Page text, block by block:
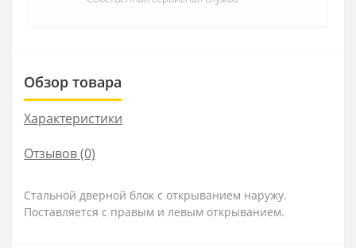
Обзор товара
Характеристики
Отзывов (0)
Стальной дверной блок с открыванием наружу.
Поставляется с правым и левым открыванием.